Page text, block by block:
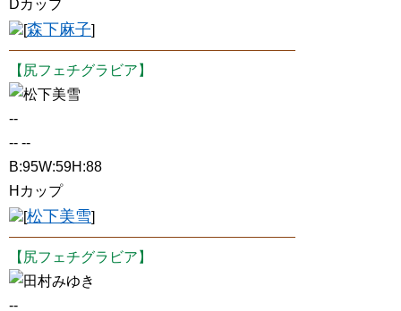
Dカップ
[森下麻子]
【尻フェチグラビア】
松下美雪
--
-- --
B:95W:59H:88
Hカップ
[松下美雪]
【尻フェチグラビア】
田村みゆき
--